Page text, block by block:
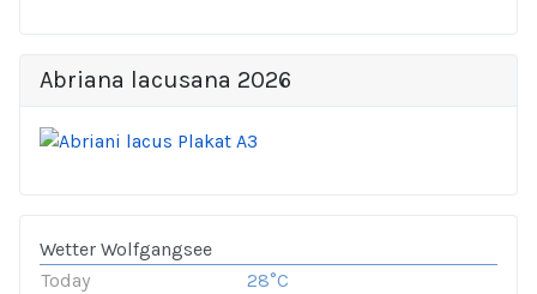
Abriana lacusana 2026
Wetter Wolfgangsee
Today
28°C